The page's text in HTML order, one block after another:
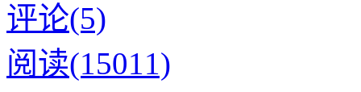
评论(5)
阅读(15011)